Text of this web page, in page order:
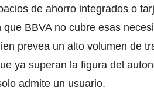
de ahorro integrados o
BBVA no cubre esas
prevea un alto volumen de
ya superan la figura del
admite un usuario.